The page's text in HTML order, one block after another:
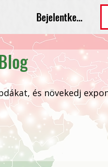
Bejelentkezés
és növekedj